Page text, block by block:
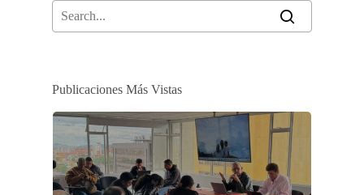
Publicaciones Más Vistas